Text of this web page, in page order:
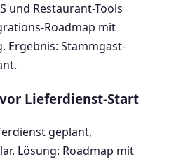
und Restaurant-Tools
Roadmap mit
Ergebnis: Stammgast-
Lieferdienst-Start
geplant,
Lösung: Roadmap mit